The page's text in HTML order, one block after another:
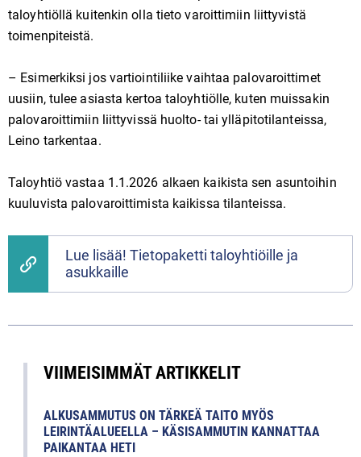
taloyhtiöllä kuitenkin olla tieto varoittimiin liittyvistä
toimenpiteistä.
– Esimerkiksi jos vartiointiliike vaihtaa palovaroittimet
uusiin, tulee asiasta kertoa taloyhtiölle, kuten muissakin
palovaroittimiin liittyvissä huolto- tai ylläpitotilanteissa,
Leino tarkentaa.
Taloyhtiö vastaa 1.1.2026 alkaen kaikista sen asuntoihin
kuuluvista palovaroittimista kaikissa tilanteissa.
Lue lisää! Tietopaketti taloyhtiöille ja
asukkaille
VIIMEISIMMÄT ARTIKKELIT
ALKUSAMMUTUS ON TÄRKEÄ TAITO MYÖS
LEIRINTÄALUEELLA – KÄSISAMMUTIN KANNATTAA
PAIKANTAA HETI